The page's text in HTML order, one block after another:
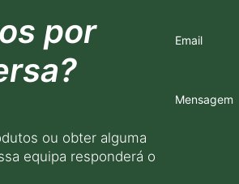
por
ou obter alguma
equipa responderá o
Email
Mensagem